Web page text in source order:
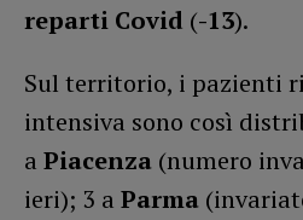
reparti Covid (-13).
Sul territorio, i pazienti
intensiva sono così
a Piacenza (numero
ieri); 3 a Parma